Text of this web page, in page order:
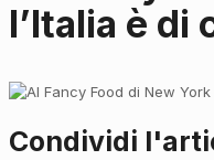
l’Italia è di
Condividi